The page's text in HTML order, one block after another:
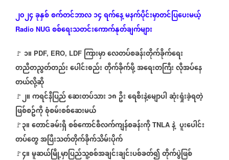
၂၀၂၄ခုနှစ်စက်တင်ဘာလ၁၄ရက်နေ့မနက်ပိုင်းမှာတင်ပြပေးမယ့်
Radio NUG စစ်ရေးသတင်းကောက်နုတ်ချက်များ
🚩 ၁။ PDF, ERO, LDF ကြားမှာလေတပ်စခန်းတိုက်ခိုက်ရေး
တညီတညွတ်တည်းပေါင်းစည်းတိုက်ခိုက်ဖို့အရေးတကြီးလိုအပ်နေ
တယ်လို့ဆို
🚩၂။ကရင်နီပြည်ဆေးတပ်သား၁၈ ဦးရေစီးနဲ့မျောပါဆုံးရှုံးခဲ့ရတဲ့
ဖြစ်စဥ်ကိုစုံစမ်းစစ်ဆေးမယ်
🚩၃။တောင်ခမ်းရှိစစ်ကောင်စီလက်ကျန်စခန်းကို TNLA နဲ့ ပူးပေါင်း
တပ်တွေအပြီးသတ်တိုက်ခိုက်သိမ်းပိုက်
🚩၄။မူဆယ်မြို့မှာပြည်သူ့စစ်အချင်းချင်းပစ်ခတ်၍တိုက်ပွဲဖြစ်